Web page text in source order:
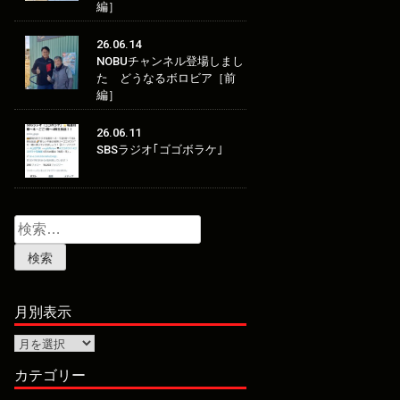
編］
26.06.14
NOBUチャンネル登場しまし
た どうなるボロビア［前
編］
26.06.11
SBSラジオ｢ゴゴボラケ｣
検
索:
月別表示
月
別
示カテゴリー